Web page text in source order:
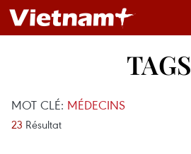
TAGS
MOT CLÉ: MÉDECINS
23 Résultat